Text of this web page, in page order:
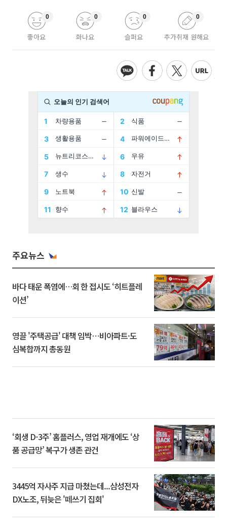
좋아요
0
화나요
0
슬퍼요
0
추가취재 원해요
0
주요뉴스
바다 태운 폭염에…회 한 접시도 ‘히트플레
이션’
영끌 '주택공급' 대책 임박⋯비아파트·도
심복합까지 총동원
‘회생 D-3주’ 홈플러스, 영업 재개에도 ‘상
품 공급망’ 복구가 생존 관건
3445억 자사주 지급 마쳤는데...삼성전자
DX노조, 뒤늦은 '떼쓰기 집회'